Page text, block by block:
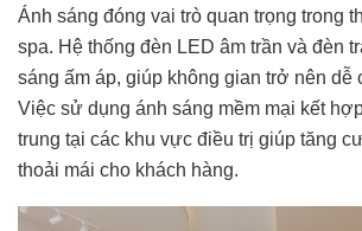
Ánh sáng đóng vai trò quan trọng trong
spa. Hệ thống đèn LED âm trần và đèn
sáng ấm áp, giúp không gian trở nên dễ
Việc sử dụng ánh sáng mềm mại kết
trung tại các khu vực điều trị giúp tăng
thoải mái cho khách hàng.